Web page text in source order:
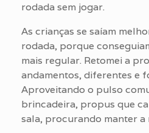
rodada sem jogar.
As crianças se saíam
rodada, porque
mais regular. Retomei a
andamentos, diferentes e
Aproveitando o pulso
brincadeira, propus que
sala, procurando manter a